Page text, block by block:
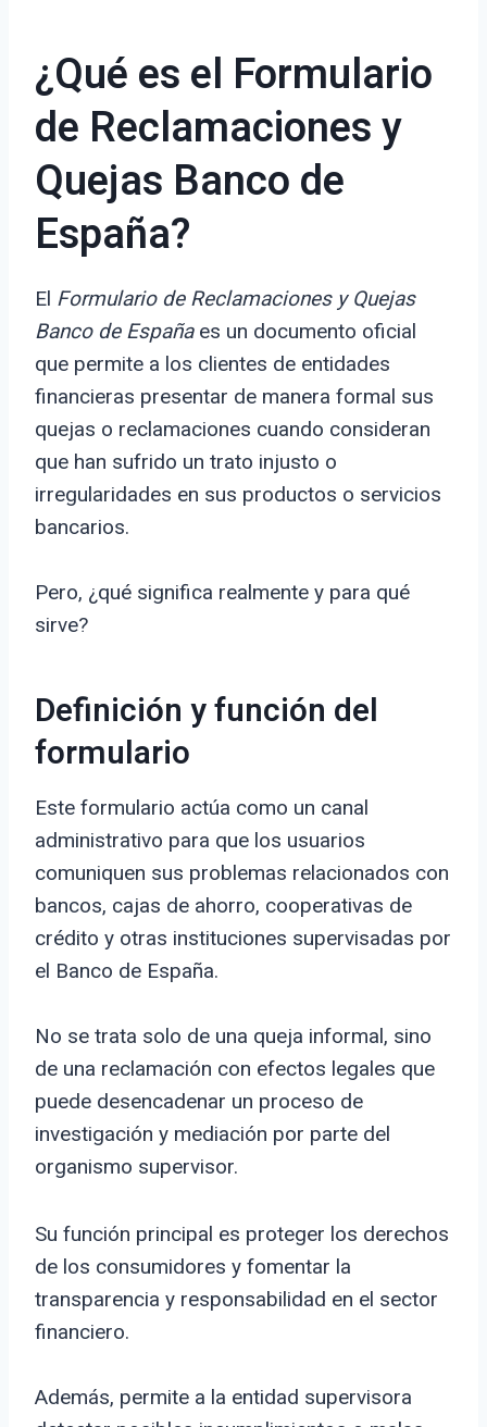
¿Qué es el Formulario
de Reclamaciones y
Quejas Banco de
España?
El Formulario de Reclamaciones y Quejas
Banco de Españaes un documento oficial
que permite a los clientes de entidades
financieras presentar de manera formal sus
quejas o reclamaciones cuando consideran
que han sufrido un trato injusto o
irregularidades en sus productos o servicios
bancarios.
Pero, ¿qué significa realmente y para qué
sirve?
Definición y función del
formulario
Este formulario actúa como un canal
administrativo para que los usuarios
comuniquen sus problemas relacionados con
bancos, cajas de ahorro, cooperativas de
crédito y otras instituciones supervisadas por
el Banco de España.
No se trata solo de una queja informal, sino
de una reclamación con efectos legales que
puede desencadenar un proceso de
investigación y mediación por parte del
organismo supervisor.
Su función principal es proteger los derechos
de los consumidores y fomentar la
transparencia y responsabilidad en el sector
financiero.
Además, permite a la entidad supervisora